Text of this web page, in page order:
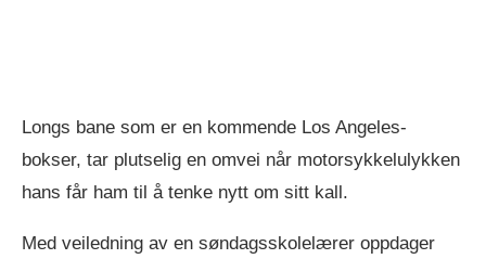
Longs bane som er en kommende Los Angeles-
bokser, tar plutselig en omvei når motorsykkelulykken
hans får ham til å tenke nytt om sitt kall.
Med veiledning av en søndagsskolelærer oppdager